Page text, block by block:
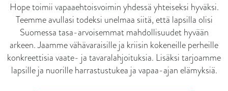
Hope toimii vapaaehtoisvoimin yhdessä yhteiseksi hyväksi.
Teemme avullasi todeksi unelmaa siitä, että lapsilla olisi
Suomessa tasa-arvoisemmat mahdollisuudet hyvään
arkeen. Jaamme vähävaraisille ja kriisin kokeneille perheille
konkreettisia vaate- ja tavaralahjoituksia. Lisäksi tarjoamme
lapsille ja nuorille harrastustukea ja vapaa-ajan elämyksiä.